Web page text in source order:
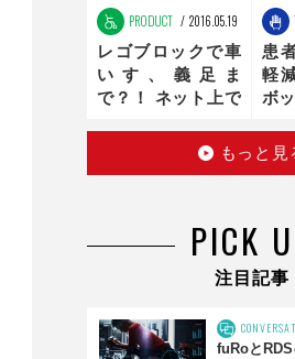
PRODUCT 2016.05.19
レゴブロックで車
いす、義足ま
で？！ ネット上で
患
軽
ボ
もっと見
PICK
注目記事
fuRoと